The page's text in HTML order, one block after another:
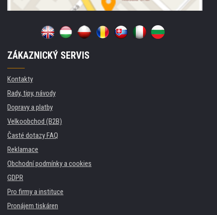
ZÁKAZNICKÝ SERVIS
Kontakty
Rady, tipy, návody
Dopravy a platby
Velkoobchod (B2B)
Časté dotazy FAQ
Reklamace
Obchodní podmínky a cookies
GDPR
Pro firmy a instituce
Pronájem tiskáren